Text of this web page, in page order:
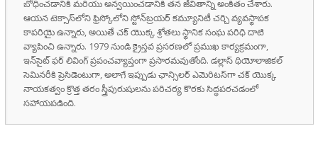
బోధించడానికి మరియు అన్వయించడానికి తన జీవితాన్ని అంకితం చేశారు.
ఆయన టెక్సాస్‌లోని ఫ్రిస్కోలోని స్టోన్‌బ్రయర్ కమ్యూనిటీ చర్చి వ్యవస్థాపక
కాపరియై ఉన్నారు, అయితే చక్ యొక్క శ్రోతలు స్థానిక సంఘ పరిధి దాటి
వ్యాపించి ఉన్నారు. 1979 నుండి క్రైస్తవ ప్రసరణలో ప్రముఖ కార్యక్రమంగా,
ఇన్‌సైట్ ఫర్ లివింగ్ ప్రపంచవ్యాప్తంగా ప్రసారమవుతోంది. డల్లాస్ థియోలాజికల్
సెమినరీకి ప్రెసిడెంటుగా, అలాగే ఇప్పుడు ఛాన్సిలర్ ఎమెరిటస్‌గా చక్ యొక్క
నాయకత్వం క్రొత్త తరం స్త్రీపురుషులను పరిచర్య కొరకు సిద్ధపరచడంలో
సహాయపడింది.